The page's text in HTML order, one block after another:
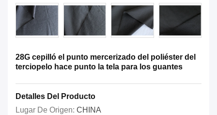
28G cepilló el punto mercerizado del poliéster del
terciopelo hace punto la tela para los guantes
Detalles Del Producto
Lugar De Origen: CHINA